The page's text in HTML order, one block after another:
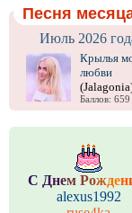
Песня
Июль 2026
Крылья
любви
Баллов: 659
С Днем Рожден
alexus1992